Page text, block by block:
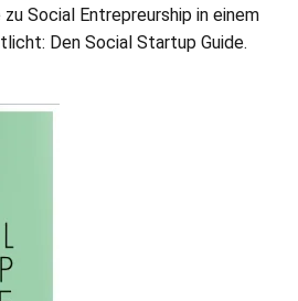
Social Entrepreurship in einem
Den Social Startup Guide.